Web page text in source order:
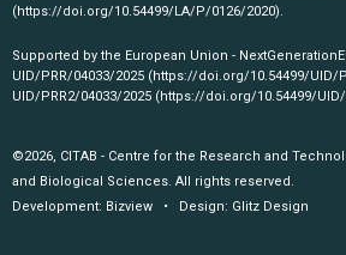
(https://doi.org/10.54499/LA/P/0126/2020).
Supported by the European Union -
UID/PRR/04033/2025 (https://doi.org/10.54499/UID/
UID/PRR2/04033/2025 (https://doi.org/10.54499/UID/
©2026, CITAB - Centre for the Research and
and Biological Sciences. All rights reserved.
Development: Bizview • Design: Glitz Design